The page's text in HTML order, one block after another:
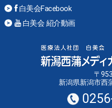
白美会Facebook
白美会 紹介動画
〒
新潟県新潟市西